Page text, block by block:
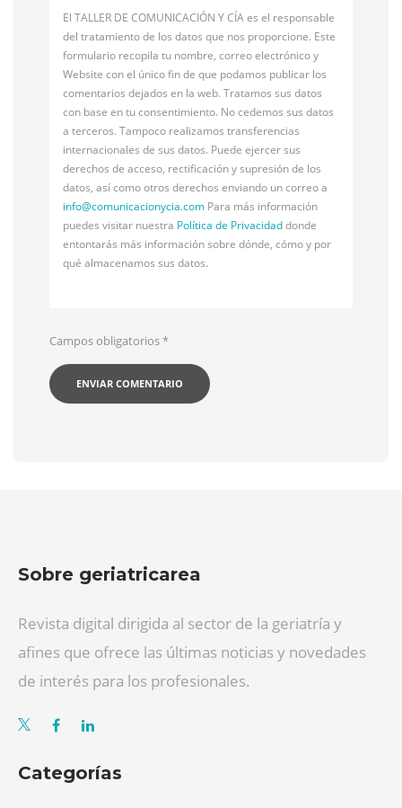
El TALLER DE COMUNICACIÓN Y CÍA es el responsable
del tratamiento de los datos que nos proporcione. Este
formulario recopila tu nombre, correo electrónico y
Website con el único fin de que podamos publicar los
comentarios dejados en la web. Tratamos sus datos
con base en tu consentimiento. No cedemos sus datos
a terceros. Tampoco realizamos transferencias
internacionales de sus datos. Puede ejercer sus
derechos de acceso, rectificación y supresión de los
datos, así como otros derechos enviando un correo a
info@comunicacionycia.com Para más información
puedes visitar nuestra Política de Privacidaddonde
entontarás más información sobre dónde, cómo y por
qué almacenamos sus datos.
Campos obligatorios*
Sobre geriatricarea
Revista digital dirigida al sector de la geriatría y
afines que ofrece las últimas noticias y novedades
de interés para los profesionales.
Categorías